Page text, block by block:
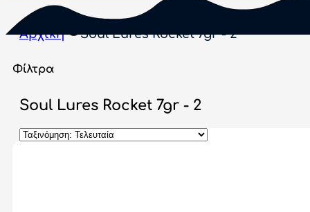
Αρχική Soul Lures Rocket 7gr - 2
Φίλτρα
Soul Lures Rocket 7gr - 2